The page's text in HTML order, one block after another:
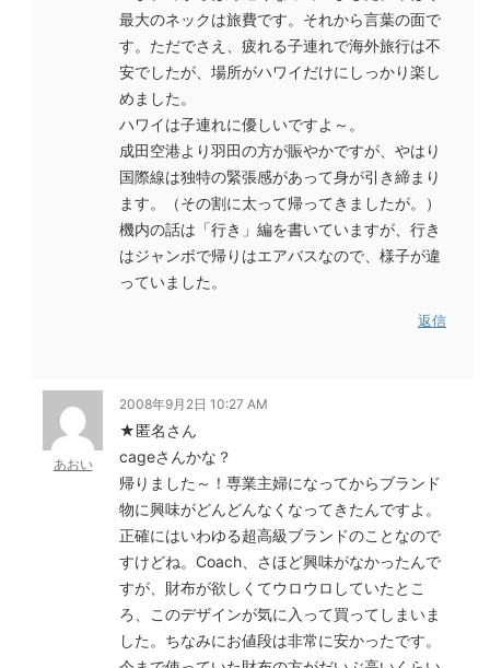
最大のネックは旅費です。それから言葉の面で
す。ただでさえ、疲れる子連れで海外旅行は不
安でしたが、場所がハワイだけにしっかり楽し
めました。
ハワイは子連れに優しいですよ～。
成田空港より羽田の方が賑やかですが、やはり
国際線は独特の緊張感があって身が引き締まり
ます。（その割に太って帰ってきましたが。）
機内の話は「行き」編を書いていますが、行き
はジャンボで帰りはエアバスなので、様子が違
っていました。
返信
あおい
2008年9月2日 10:27 AM
★匿名さん
cageさんかな？
帰りました～！専業主婦になってからブランド
物に興味がどんどんなくなってきたんですよ。
正確にはいわゆる超高級ブランドのことなので
すけどね。Coach、さほど興味がなかったんで
すが、財布が欲しくてウロウロしていたとこ
ろ、このデザインが気に入って買ってしまいま
した。ちなみにお値段は非常に安かったです。